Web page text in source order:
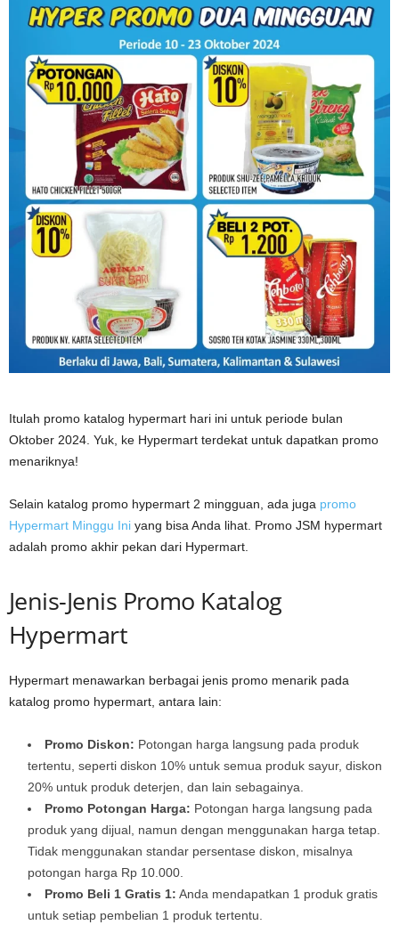
Itulah promo katalog hypermart hari ini untuk periode bulan
Oktober 2024. Yuk, ke Hypermart terdekat untuk dapatkan promo
menariknya!
Selain katalog promo hypermart 2 mingguan, ada juga promo
Hypermart Minggu Ini yang bisa Anda lihat. Promo JSM hypermart
adalah promo akhir pekan dari Hypermart.
Jenis-Jenis Promo Katalog
Hypermart
Hypermart menawarkan berbagai jenis promo menarik pada
katalog promo hypermart, antara lain:
Promo Diskon: Potongan harga langsung pada produk
tertentu, seperti diskon 10% untuk semua produk sayur, diskon
20% untuk produk deterjen, dan lain sebagainya.
Promo Potongan Harga: Potongan harga langsung pada
produk yang dijual, namun dengan menggunakan harga tetap.
Tidak menggunakan standar persentase diskon, misalnya
potongan harga Rp 10.000.
Promo Beli 1 Gratis 1: Anda mendapatkan 1 produk gratis
untuk setiap pembelian 1 produk tertentu.